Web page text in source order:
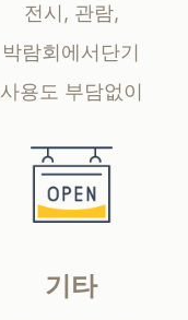
전시, 관람,
박람회에서 단기
사용도 부담없이
기타